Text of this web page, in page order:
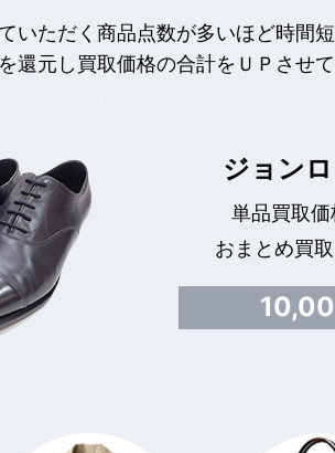
いただく商品点数が多いほど時間
還元し買取価格の合計をＵＰさせ
ジョン
単品買取
おまとめ買